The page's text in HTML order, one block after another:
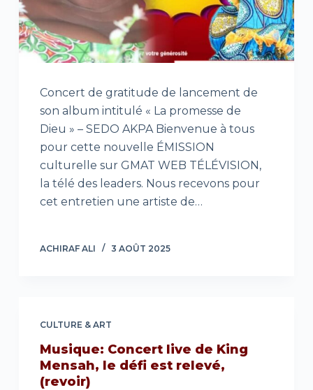
Concert de gratitude de lancement de
son album intitulé « La promesse de
Dieu » – SEDO AKPA Bienvenue à tous
pour cette nouvelle ÉMISSION
culturelle sur GMAT WEB TÉLÉVISION,
la télé des leaders. Nous recevons pour
cet entretien une artiste de…
ACHIRAF ALI 3 AOÛT 2025
CULTURE & ART
Musique: Concert live de King
Mensah, le défi est relevé,
(revoir)